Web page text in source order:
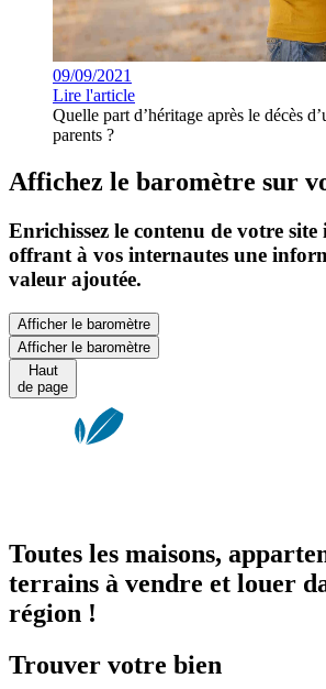
09/09/2021
Lire l'article
Quelle part d’héritage après le décès
parents ?
Affichez le baromètre sur
Enrichissez le contenu de votre site
offrant à vos internautes une
valeur ajoutée.
Afficher le baromètre
Afficher le baromètre
Haut
de page
Toutes les maisons,
terrains à vendre et louer
région !
Trouver votre bien